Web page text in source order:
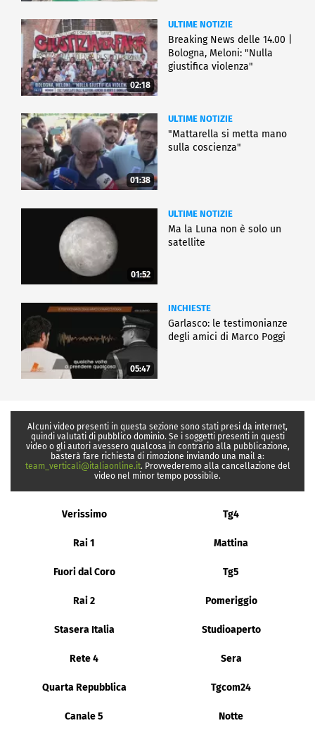
02:18
ULTIME NOTIZIE
Breaking News delle 14.00 |
Bologna, Meloni: "Nulla
giustifica violenza"
01:38
ULTIME NOTIZIE
"Mattarella si metta mano
sulla coscienza"
01:52
ULTIME NOTIZIE
Ma la Luna non è solo un
satellite
05:47
INCHIESTE
Garlasco: le testimonianze
degli amici di Marco Poggi
Alcuni video presenti in questa sezione sono stati presi da internet,
quindi valutati di pubblico dominio. Se i soggetti presenti in questi
video o gli autori avessero qualcosa in contrario alla pubblicazione,
basterà fare richiesta di rimozione inviando una mail a:
team_verticali@italiaonline.it. Provvederemo alla cancellazione del
video nel minor tempo possibile.
Verissimo Tg4
Rai 1 Mattina
Fuori dal Coro Tg5
Rai 2 Pomeriggio
Stasera Italia Studioaperto
Rete 4 Sera
Quarta Repubblica Tgcom24
Canale 5 Notte